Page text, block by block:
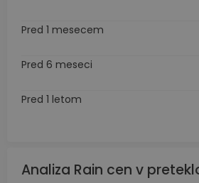
Pred 1 mesecem
Pred 6 meseci
Pred 1 letom
Analiza Rain cen v